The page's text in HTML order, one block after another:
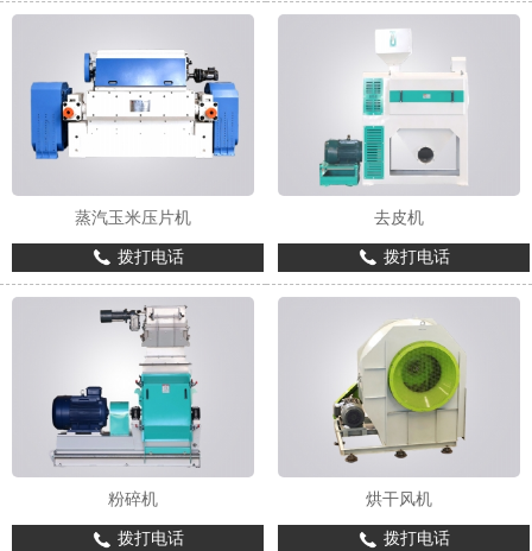
蒸汽玉米压片机
拨打电话
去皮机
拨打电话
粉碎机
拨打电话
烘干风机
拨打电话